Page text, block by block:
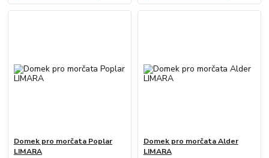
Domek pro morčata Poplar
LIMARA
Domek pro morčata Alder
LIMARA